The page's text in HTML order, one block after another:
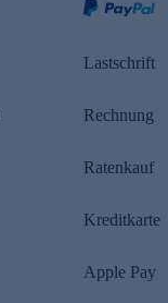
Lastschrift
Rechnung
Ratenkauf
Kreditkarte
Apple Pay